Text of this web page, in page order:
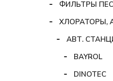
ФИЛЬТРЫ
ХЛОРАТОРЫ,
АВТ.
BAYROL
DINOTEC